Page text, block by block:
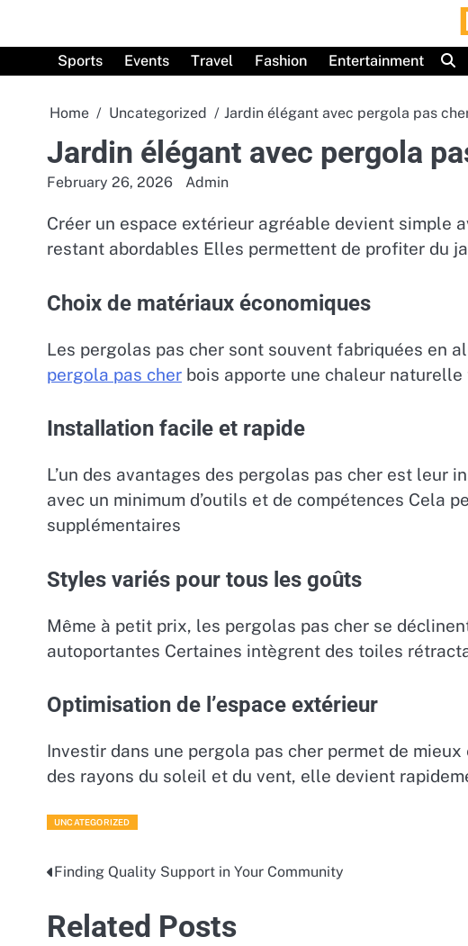
content Sports Events Travel Fashion Entertainment
Home Uncategorized Jardin élégant avec pergola pas
Jardin élégant avec pergola
February 26, 2026 Admin
Créer un espace extérieur agréable devient simple
restant abordables Elles permettent de profiter du
Choix de matériaux économiques
Les pergolas pas cher sont souvent fabriquées en
pergola pas cher bois apporte une chaleur
Installation facile et rapide
L’un des avantages des pergolas pas cher est
avec un minimum d’outils et de compétences Cela
supplémentaires
Styles variés pour tous les goûts
Même à petit prix, les pergolas pas cher se
autoportantes Certaines intègrent des toiles
Optimisation de l’espace extérieur
Investir dans une pergola pas cher permet de
des rayons du soleil et du vent, elle devient
UNCATEGORIZED
Post
navigation
Finding Quality Support in Your Community
Related Posts